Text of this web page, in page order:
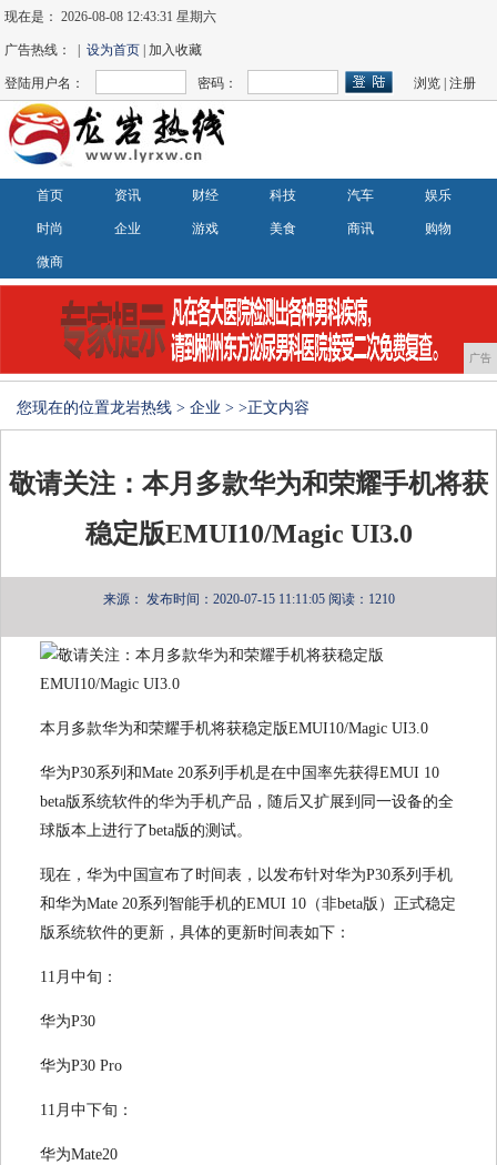
现在是：2026-08-08 12:43:31 星期六
广告热线： |设为首页 | 加入收藏
登陆用户名： 密码： 浏览 |注册
首页 资讯 财经 科技 汽车 娱乐
时尚 企业 游戏 美食 商讯 购物
微商
广告
您现在的位置龙岩热线 > 企业 > >正文内容
敬请关注：本月多款华为和荣耀手机将获
稳定版EMUI10/Magic UI3.0
来源： 发布时间：2020-07-15 11:11:05 阅读：1210
本月多款华为和荣耀手机将获稳定版EMUI10/Magic UI3.0
华为P30系列和Mate 20系列手机是在中国率先获得EMUI 10
beta版系统软件的华为手机产品，随后又扩展到同一设备的全
球版本上进行了beta版的测试。
现在，华为中国宣布了时间表，以发布针对华为P30系列手机
和华为Mate 20系列智能手机的EMUI 10（非beta版）正式稳定
版系统软件的更新，具体的更新时间表如下：
11月中旬：
华为P30
华为P30 Pro
11月中下旬：
华为Mate20